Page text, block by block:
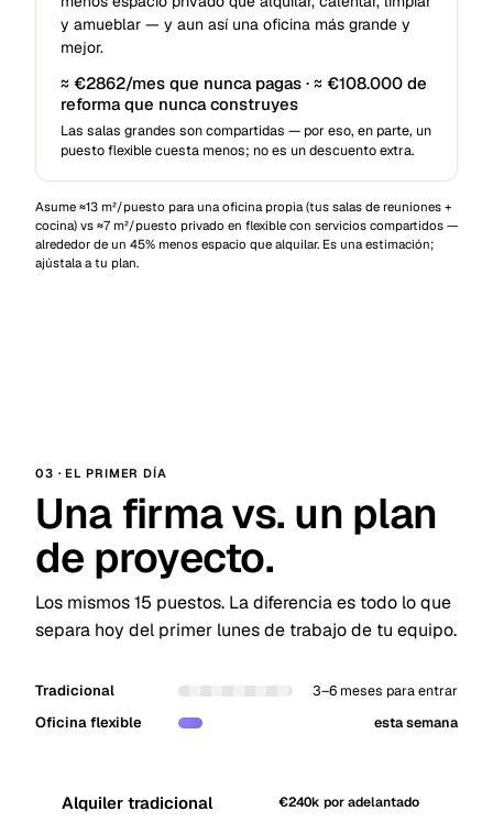
y amueblar — y aun así una oficina más grande y
mejor.
≈ €2862/mes que nunca pagas · ≈ €108.000 de
reforma que nunca construyes
Las salas grandes son compartidas — por eso, en parte, un
puesto flexible cuesta menos; no es un descuento extra.
Asume ≈13 m²/puesto para una oficina propia (tus salas de reuniones +
cocina) vs ≈7 m²/puesto privado en flexible con servicios compartidos —
alrededor de un 45% menos espacio que alquilar. Es una estimación;
ajústala a tu plan.
03 · EL PRIMER DÍA
Una firma vs. un plan
de proyecto.
Los mismos 15 puestos. La diferencia es todo lo que
separa hoy del primer lunes de trabajo de tu equipo.
Tradicional
3–6 meses para entrar
Oficina flexible
esta semana
Alquiler tradicional €240k por adelantado